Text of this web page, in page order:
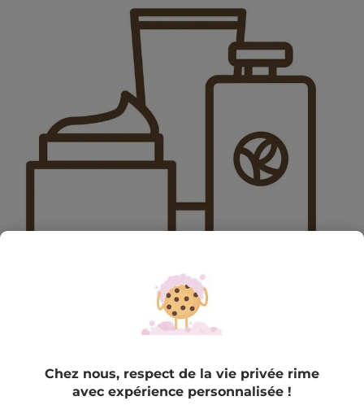
2405MAY-HP2-LEVELGIFT-BIS
★★★★★
★★★★★ AJOUTER UN AVIS
Chez nous, respect de la vie privée rime
avec expérience personnalisée !